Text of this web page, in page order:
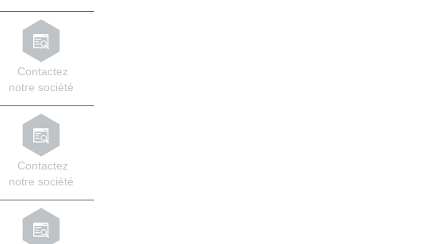
Contactez
notre société
Contactez
notre société